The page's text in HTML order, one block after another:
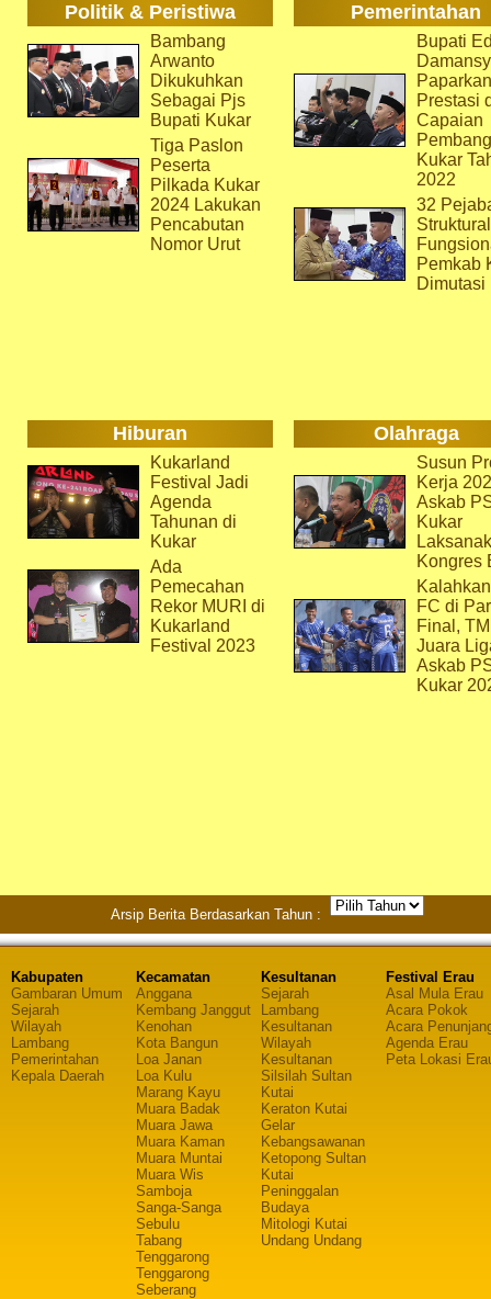
Politik & Peristiwa Pemerintahan
Bambang
Arwanto
Dikukuhkan
Sebagai Pjs
Bupati Kukar
Tiga Paslon
Peserta
Pilkada Kukar
2024 Lakukan
Pencabutan
Nomor Urut
Bupati
Paparkan
Prestasi
Capaian
Kukar
2022
32
Pemkab
Dimutasi
Hiburan Olahraga
Kukarland
Festival Jadi
Agenda
Tahunan di
Kukar
Ada
Pemecahan
Rekor MURI di
Kukarland
Festival 2023
Susun
Kerja
Askab
Kukar
Kongres
FC di
Final,
Juara
Askab
Kukar
Arsip Berita Berdasarkan Tahun :
Kabupaten
Gambaran Umum
Sejarah
Wilayah
Lambang
Pemerintahan
Kepala Daerah
Kecamatan
Anggana
Kembang Janggut
Kenohan
Kota Bangun
Loa Janan
Loa Kulu
Marang Kayu
Muara Badak
Muara Jawa
Muara Kaman
Muara Muntai
Muara Wis
Samboja
Sanga-Sanga
Sebulu
Tabang
Tenggarong
Tenggarong
Seberang
Kesultanan
Sejarah
Lambang
Kesultanan
Wilayah
Kesultanan
Silsilah Sultan
Kutai
Keraton Kutai
Gelar
Kebangsawanan
Ketopong Sultan
Kutai
Peninggalan
Budaya
Mitologi Kutai
Undang Undang
Festival Erau
Asal Mula Erau
Acara Pokok
Acara
Agenda Erau
Peta Lokasi